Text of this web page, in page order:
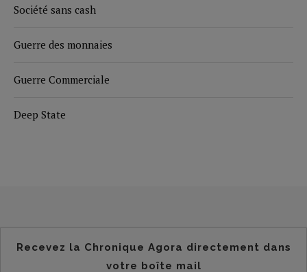
Société sans cash
Guerre des monnaies
Guerre Commerciale
Deep State
Recevez la Chronique Agora directement dans
votre boîte mail